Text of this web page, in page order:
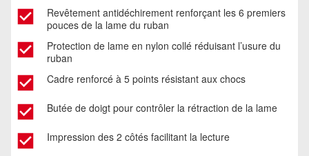
Revêtement antidéchirement renforçant les 6 premiers
pouces de la lame du ruban
Protection de lame en nylon collé réduisant l’usure du
ruban
Cadre renforcé à 5 points résistant aux chocs
Butée de doigt pour contrôler la rétraction de la lame
Impression des 2 côtés facilitant la lecture